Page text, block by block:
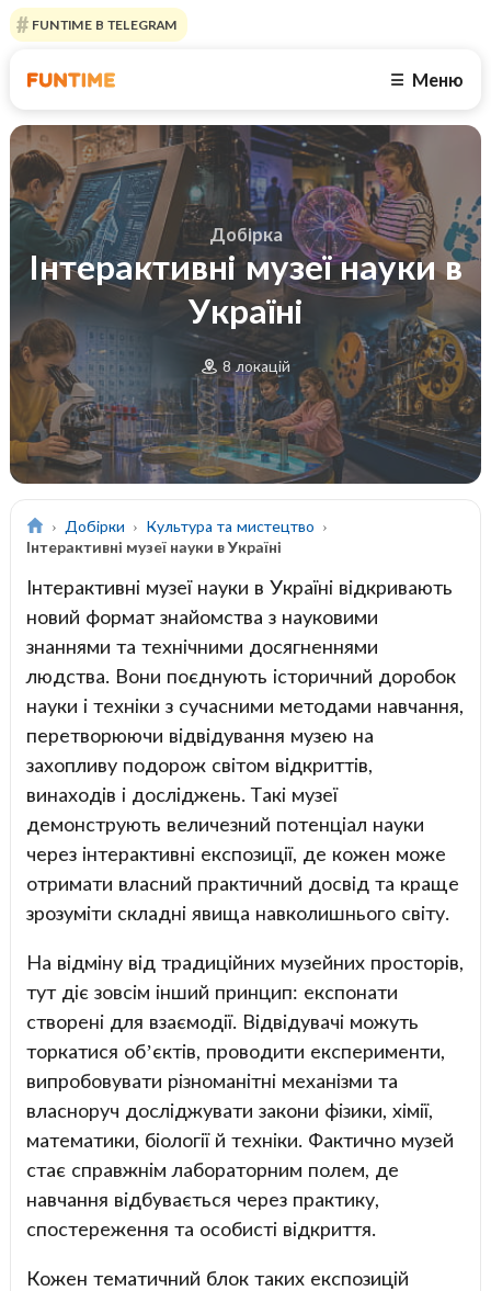
FUNTIME В TELEGRAM
☰ Меню
Добірка
Інтерактивні музеї науки в
Україні
8 локацій
Добірки
Культура та мистецтво
Інтерактивні музеї науки в Україні
Інтерактивні музеї науки в Україні відкривають
новий формат знайомства з науковими
знаннями та технічними досягненнями
людства. Вони поєднують історичний доробок
науки і техніки з сучасними методами навчання,
перетворюючи відвідування музею на
захопливу подорож світом відкриттів,
винаходів і досліджень. Такі музеї
демонструють величезний потенціал науки
через інтерактивні експозиції, де кожен може
отримати власний практичний досвід та краще
зрозуміти складні явища навколишнього світу.
На відміну від традиційних музейних просторів,
тут діє зовсім інший принцип: експонати
створені для взаємодії. Відвідувачі можуть
торкатися об’єктів, проводити експерименти,
випробовувати різноманітні механізми та
власноруч досліджувати закони фізики, хімії,
математики, біології й техніки. Фактично музей
стає справжнім лабораторним полем, де
навчання відбувається через практику,
спостереження та особисті відкриття.
Кожен тематичний блок таких експозицій